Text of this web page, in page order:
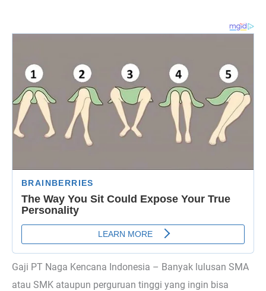
Gaji PT Naga Kencana Indonesia – Banyak lulusan SMA
atau SMK ataupun perguruan tinggi yang ingin bisa